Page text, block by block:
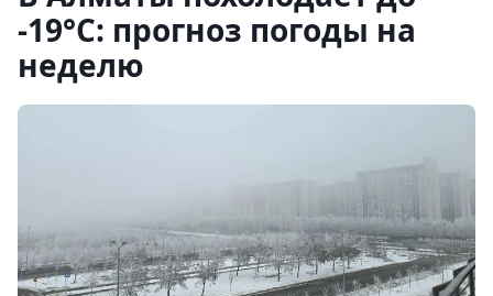
-19°С: прогноз погоды на
неделю